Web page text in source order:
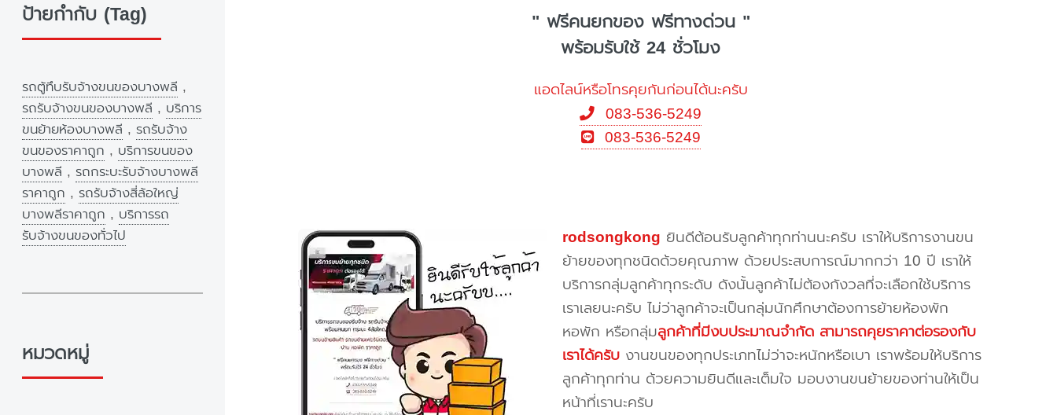
" ฟรีคนยกของ ฟรีทางด่วน "
พร้อมรับใช้ 24 ชั่วโมง
แอดไลน์หรือโทรคุยกันก่อนได้นะครับ
083-536-5249
083-536-5249
rodsongkong ยินดีต้อนรับลูกค้าทุกท่านนะครับ เราให้บริการงานขน
ย้ายของทุกชนิดด้วยคุณภาพ ด้วยประสบการณ์มากกว่า 10 ปี เราให้
บริการกลุ่มลูกค้าทุกระดับ ดังนั้นลูกค้าไม่ต้องกังวลที่จะเลือกใช้บริการ
เราเลยนะครับ ไม่ว่าลูกค้าจะเป็นกลุ่มนักศึกษาต้องการย้ายห้องพัก
หอพัก หรือกลุ่มลูกค้าที่มีงบประมาณจำกัด สามารถคุยราคาต่อรองกับ
เราได้ครับงานขนของทุกประเภทไม่ว่าจะหนักหรือเบา เราพร้อมให้บริการ
ลูกค้าทุกท่าน ด้วยความยินดีและเต็มใจ มอบงานขนย้ายของท่านให้เป็น
หน้าที่เรานะครับ
ป้ายกำกับ (Tag)
รถตู้ทึบรับจ้างขนของบางพลี ,
รถรับจ้างขนของบางพลี , บริการ
ขนย้ายห้องบางพลี , รถรับจ้าง
ขนของราคาถูก , บริการขนของ
บางพลี , รถกระบะรับจ้างบางพลี
ราคาถูก , รถรับจ้างสี่ล้อใหญ่
บางพลีราคาถูก , บริการรถ
รับจ้างขนของทั่วไป
หมวดหมู่